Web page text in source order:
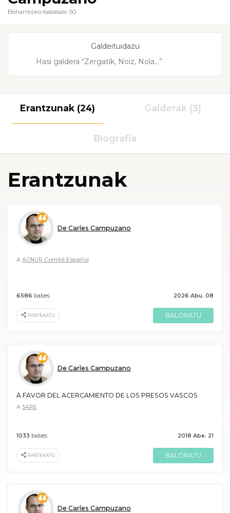
Beharrezko babesak: 50
Galdeituidazu
Erantzunak (24) Galderak (3)
Biografia
Erantzunak
De Carles Campuzano
A ACNUR Comité Español
2026 Abu. 08
6586 babes
PARTEKATU BALORATU
De Carles Campuzano
A FAVOR DEL ACERCAMIENTO DE LOS PRESOS VASCOS
A SARE
2018 Abe. 21
1033 babes
PARTEKATU BALORATU
De Carles Campuzano